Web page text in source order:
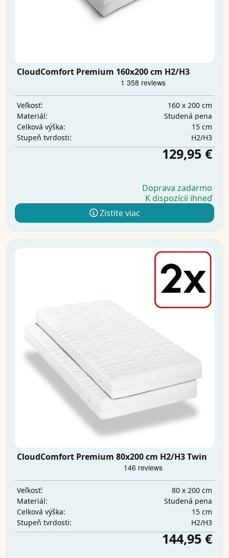
CloudComfort Premium 160x200 cm H2/H3
Veľkosť:
160 x 200 cm
Materiál:
Studená pena
Celková výška:
15 cm
Stupeň tvrdosti:
H2/H3
129,95 €
Doprava zadarmo
K dispozícii ihneď
Zistite viac
CloudComfort Premium 80x200 cm H2/H3 Twin
Veľkosť:
80 x 200 cm
Materiál:
Studená pena
Celková výška:
15 cm
Stupeň tvrdosti:
H2/H3
144,95 €